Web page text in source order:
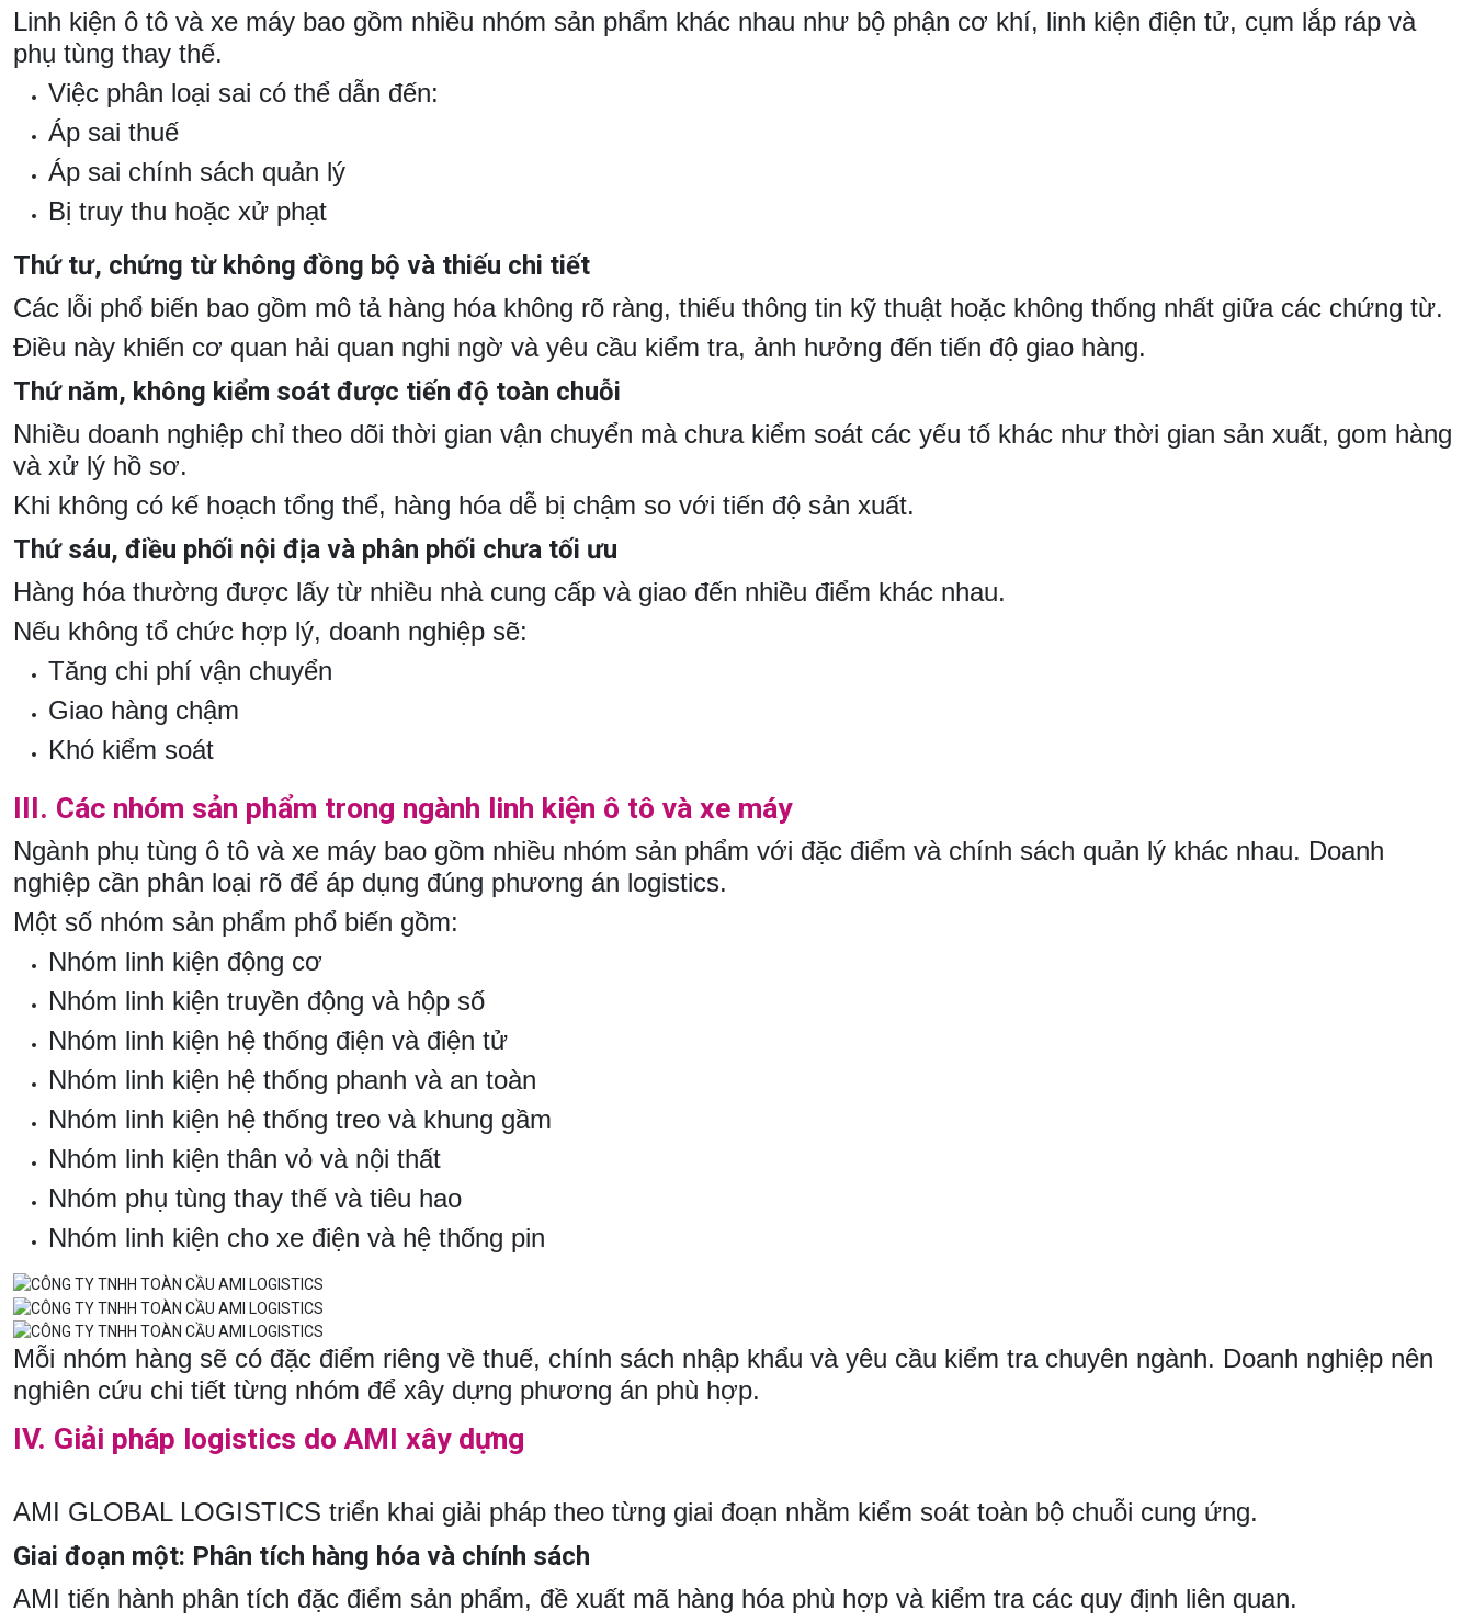
Linh kiện ô tô và xe máy bao gồm nhiều nhóm sản phẩm khác nhau như bộ phận cơ khí, linh kiện điện tử, cụm lắp ráp và
phụ tùng thay thế.
Việc phân loại sai có thể dẫn đến:
Áp sai thuế
Áp sai chính sách quản lý
Bị truy thu hoặc xử phạt
Thứ tư, chứng từ không đồng bộ và thiếu chi tiết
Các lỗi phổ biến bao gồm mô tả hàng hóa không rõ ràng, thiếu thông tin kỹ thuật hoặc không thống nhất giữa các chứng từ.
Điều này khiến cơ quan hải quan nghi ngờ và yêu cầu kiểm tra, ảnh hưởng đến tiến độ giao hàng.
Thứ năm, không kiểm soát được tiến độ toàn chuỗi
Nhiều doanh nghiệp chỉ theo dõi thời gian vận chuyển mà chưa kiểm soát các yếu tố khác như thời gian sản xuất, gom hàng
và xử lý hồ sơ.
Khi không có kế hoạch tổng thể, hàng hóa dễ bị chậm so với tiến độ sản xuất.
Thứ sáu, điều phối nội địa và phân phối chưa tối ưu
Hàng hóa thường được lấy từ nhiều nhà cung cấp và giao đến nhiều điểm khác nhau.
Nếu không tổ chức hợp lý, doanh nghiệp sẽ:
Tăng chi phí vận chuyển
Giao hàng chậm
Khó kiểm soát
III. Các nhóm sản phẩm trong ngành linh kiện ô tô và xe máy
Ngành phụ tùng ô tô và xe máy bao gồm nhiều nhóm sản phẩm với đặc điểm và chính sách quản lý khác nhau. Doanh
nghiệp cần phân loại rõ để áp dụng đúng phương án logistics.
Một số nhóm sản phẩm phổ biến gồm:
Nhóm linh kiện động cơ
Nhóm linh kiện truyền động và hộp số
Nhóm linh kiện hệ thống điện và điện tử
Nhóm linh kiện hệ thống phanh và an toàn
Nhóm linh kiện hệ thống treo và khung gầm
Nhóm linh kiện thân vỏ và nội thất
Nhóm phụ tùng thay thế và tiêu hao
Nhóm linh kiện cho xe điện và hệ thống pin
Mỗi nhóm hàng sẽ có đặc điểm riêng về thuế, chính sách nhập khẩu và yêu cầu kiểm tra chuyên ngành. Doanh nghiệp nên
nghiên cứu chi tiết từng nhóm để xây dựng phương án phù hợp.
IV. Giải pháp logistics do AMI xây dựng
AMI GLOBAL LOGISTICS triển khai giải pháp theo từng giai đoạn nhằm kiểm soát toàn bộ chuỗi cung ứng.
Giai đoạn một: Phân tích hàng hóa và chính sách
AMI tiến hành phân tích đặc điểm sản phẩm, đề xuất mã hàng hóa phù hợp và kiểm tra các quy định liên quan.